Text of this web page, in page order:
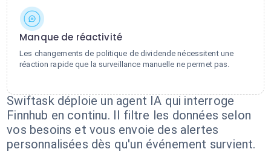
Manque de réactivité
Les changements de politique de dividende nécessitent une
réaction rapide que la surveillance manuelle ne permet pas.
Swiftask déploie un agent IA qui interroge
Finnhub en continu. Il filtre les données selon
vos besoins et vous envoie des alertes
personnalisées dès qu'un événement survient.